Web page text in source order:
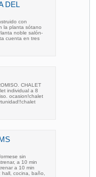
DEL
con
la planta sótano
noble salón-
cuenta en tres
CHALET
individual a 8
ocasion!chalet
sin
a 10 min
a 10 min
hall, cocina, baño,